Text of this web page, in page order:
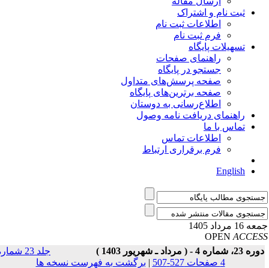
ثبت نام و اشتراک
اطلاعات ثبت نام
فرم ثبت نام
تسهیلات پایگاه
راهنمای صفحات
جستجو در پایگاه
صفحه پرسش‌های متداول
صفحه برترین‌های پایگاه
اطلاع‌رسانی به دوستان
راهنمای دریافت نامه وصول
تماس با ما
اطلاعات تماس
فرم برقراری ارتباط
English
مرداد 1405
OPEN
شماره 4 - ( مرداد ـ شهریور 1403 )
جلد 23 شماره
| برگشت به فهرست نسخه ها